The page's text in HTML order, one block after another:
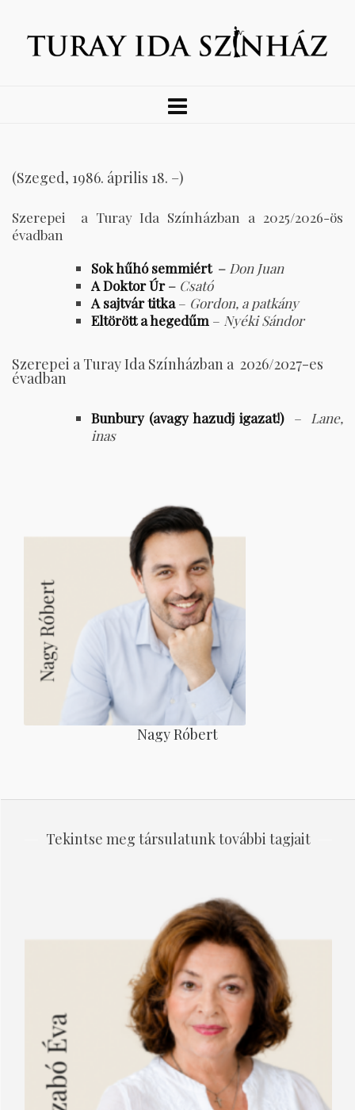
(Szeged, 1986. április 18. –)
Szerepei a Turay Ida Színházban a 2025/2026-ös
évadban
Sok hűhó semmiért– Don Juan
A Doktor Úr – Csató
A sajtvár titka– Gordon, a patkány
Eltörött a hegedűm – Nyéki Sándor
Szerepei a Turay Ida Színházban a 2026/2027-es
évadban
Bunbury (avagy hazudj igazat!) –
Lane,
inas
Nagy Róbert
Tekintse meg társulatunk további tagjait